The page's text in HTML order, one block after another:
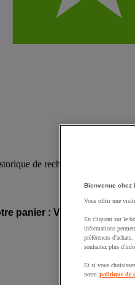
de recherche
panier : Vous avez ajouté
Bienvenue chez
Vous offrir une
En cliquant sur le
informations
préférences
souhaitez plus
Et si vous
notre politique de